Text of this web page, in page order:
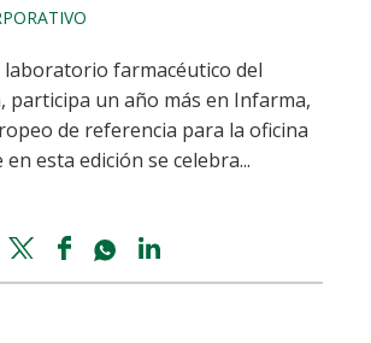
laboratorio farmacéutico del
participa un año más en Infarma,
de referencia para la oficina
esta edición se celebra...
Twitter
share
Facebook
share
Whatsapp
shareshare